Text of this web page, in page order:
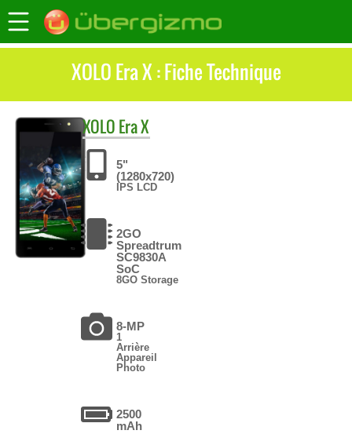
XOLO Era X : Fiche Technique
XOLO Era X
5"
(1280x720)
IPS LCD
2GO
Spreadtrum
SC9830A
SoC
8GO Storage
8-MP
1
Arrière
Appareil
Photo
2500
mAh